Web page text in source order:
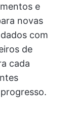
e
novas
com
de
cada